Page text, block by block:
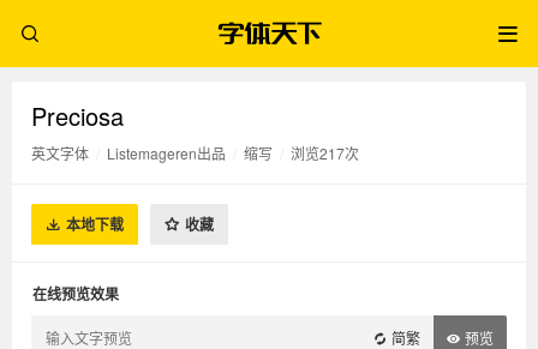
Preciosa
英文字体 Listemageren出品 缩写 浏览217次
本地下载 收藏
在线预览效果
简繁 预览